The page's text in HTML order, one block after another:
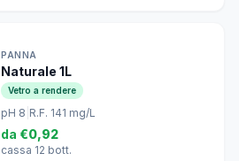
PANNA
Naturale 1L
Vetro a rendere
pH 8 R.F. 141 mg/L
da €0,92
cassa 12 bott.